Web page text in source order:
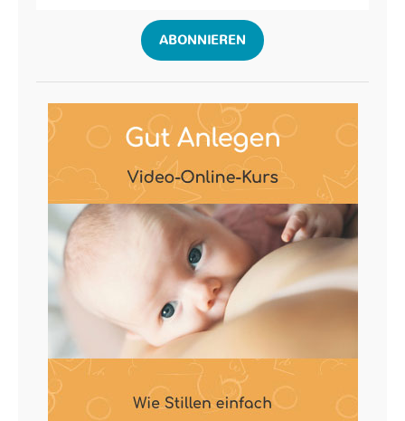
ABONNIEREN